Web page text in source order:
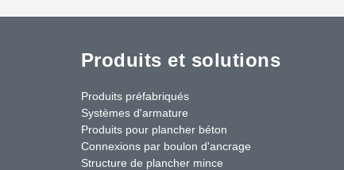
Produits et solutions
Produits préfabriqués
Systèmes d'armature
Produits pour plancher béton
Connexions par boulon d'ancrage
Structure de plancher mince